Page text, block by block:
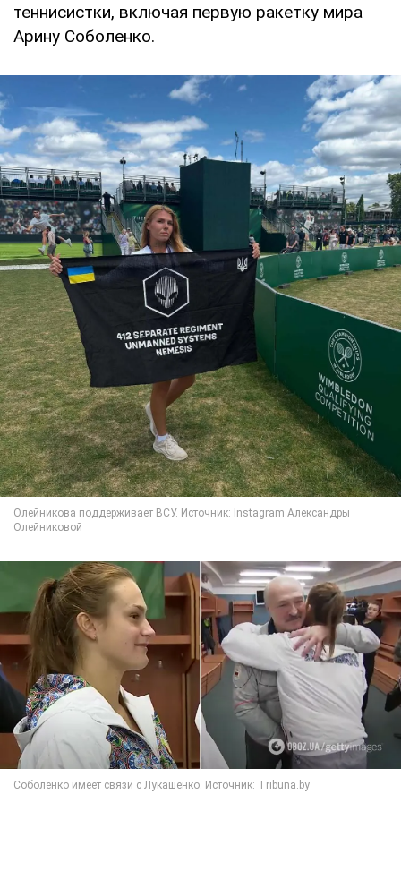
теннисистки, включая первую ракетку мира
Арину Соболенко.